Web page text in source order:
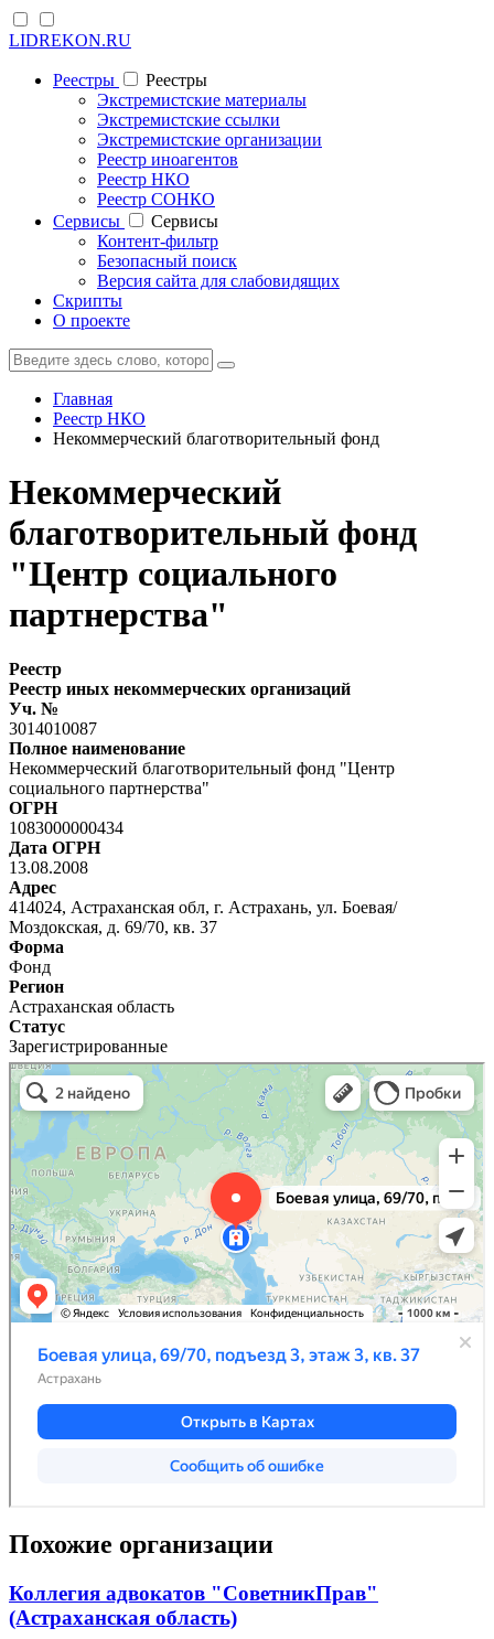
LIDREKON.RU
Реестры
Реестры
Экстремистские материалы
Экстремистские ссылки
Экстремистские организации
Реестр иноагентов
Реестр НКО
Реестр СОНКО
Cервисы
Cервисы
Контент-фильтр
Безопасный поиск
Версия сайта для слабовидящих
Скрипты
О проекте
Главная
Реестр НКО
Некоммерческий благотворительный фонд
Некоммерческий
благотворительный фонд
"Центр социального
партнерства"
Реестр
Реестр иных некоммерческих организаций
Уч. №
3014010087
Полное наименование
Некоммерческий благотворительный фонд "Центр
социального партнерства"
ОГРН
1083000000434
Дата ОГРН
13.08.2008
Адрес
414024, Астраханская обл, г. Астрахань, ул. Боевая/
Моздокская, д. 69/70, кв. 37
Форма
Фонд
Регион
Астраханская область
Статус
Зарегистрированные
Похожие организации
Коллегия адвокатов "СоветникПрав"
(Астраханская область)